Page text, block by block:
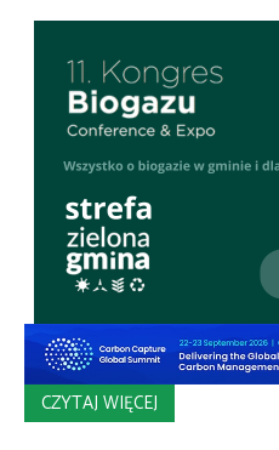
CZYTAJ WIĘCEJ